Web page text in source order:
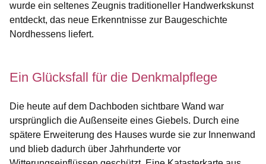
wurde ein seltenes Zeugnis traditioneller Handwerkskunst
entdeckt, das neue Erkenntnisse zur Baugeschichte
Nordhessens liefert.
Ein Glücksfall für die Denkmalpflege
Die heute auf dem Dachboden sichtbare Wand war
ursprünglich die Außenseite eines Giebels. Durch eine
spätere Erweiterung des Hauses wurde sie zur Innenwand
und blieb dadurch über Jahrhunderte vor